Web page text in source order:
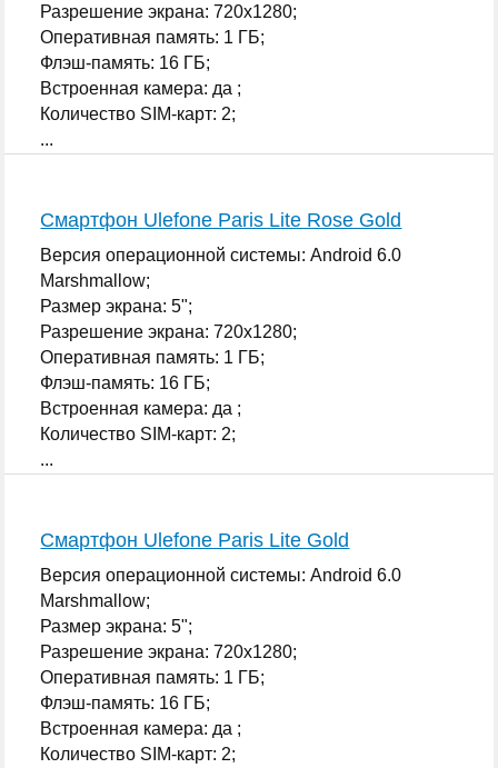
Разрешение экрана: 720x1280;
Оперативная память: 1 ГБ;
Флэш-память: 16 ГБ;
Встроенная камера: да ;
Количество SIM-карт: 2;
...
Смартфон Ulefone Paris Lite Rose Gold
Версия операционной системы: Android 6.0
Marshmallow;
Размер экрана: 5";
Разрешение экрана: 720x1280;
Оперативная память: 1 ГБ;
Флэш-память: 16 ГБ;
Встроенная камера: да ;
Количество SIM-карт: 2;
...
Смартфон Ulefone Paris Lite Gold
Версия операционной системы: Android 6.0
Marshmallow;
Размер экрана: 5";
Разрешение экрана: 720x1280;
Оперативная память: 1 ГБ;
Флэш-память: 16 ГБ;
Встроенная камера: да ;
Количество SIM-карт: 2;